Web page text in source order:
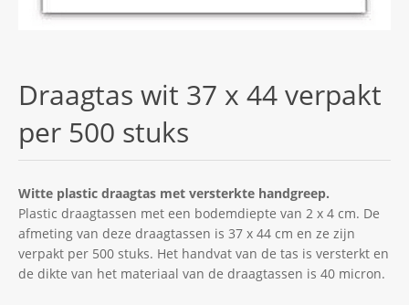
Draagtas wit 37 x 44 verpakt
per 500 stuks
Witte plastic draagtas met versterkte handgreep.
Plastic draagtassen met een bodemdiepte van 2 x 4 cm. De
afmeting van deze draagtassen is 37 x 44 cm en ze zijn
verpakt per 500 stuks. Het handvat van de tas is versterkt en
de dikte van het materiaal van de draagtassen is 40 micron.